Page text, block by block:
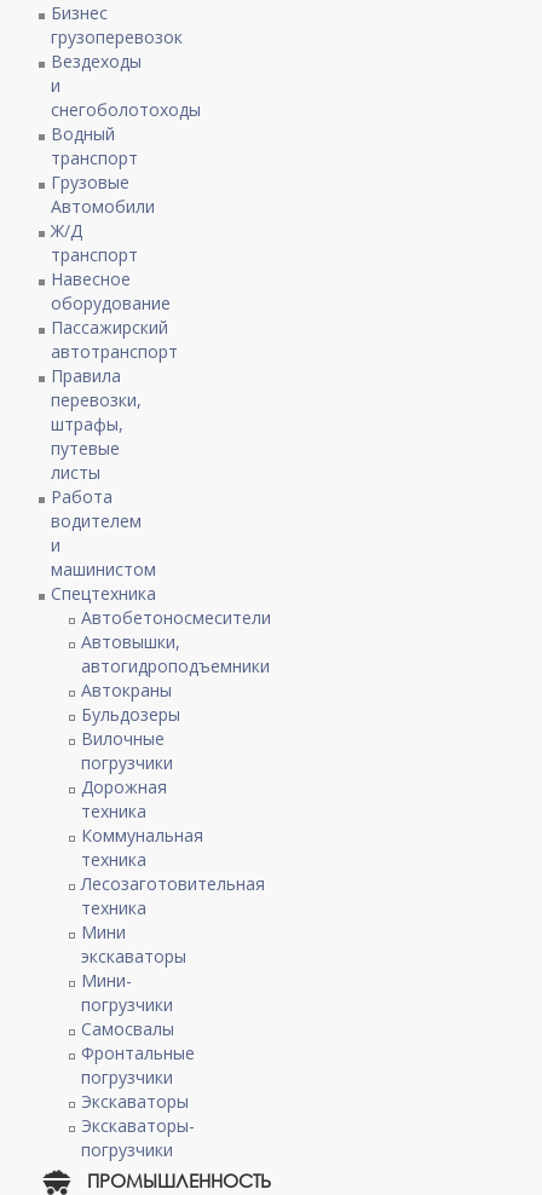
Бизнес
грузоперевозок
Вездеходы
и
снегоболотоходы
Водный
транспорт
Грузовые
Автомобили
Ж/Д
транспорт
Навесное
оборудование
Пассажирский
автотранспорт
Правила
перевозки,
штрафы,
путевые
листы
Работа
водителем
и
машинистом
Спецтехника
Автобетоносмесители
Автовышки,
автогидроподъемники
Автокраны
Бульдозеры
Вилочные
погрузчики
Дорожная
техника
Коммунальная
техника
Лесозаготовительная
техника
Мини
экскаваторы
Мини-
погрузчики
Самосвалы
Фронтальные
погрузчики
Экскаваторы
Экскаваторы-
погрузчики
ПРОМЫШЛЕННОСТЬ